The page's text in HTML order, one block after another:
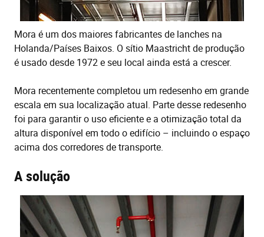
Mora é um dos maiores fabricantes de lanches na
Holanda/Países Baixos. O sítio Maastricht de produção
é usado desde 1972 e seu local ainda está a crescer.
Mora recentemente completou um redesenho em grande
escala em sua localização atual. Parte desse redesenho
foi para garantir o uso eficiente e a otimização total da
altura disponível em todo o edifício – incluindo o espaço
acima dos corredores de transporte.
A solução